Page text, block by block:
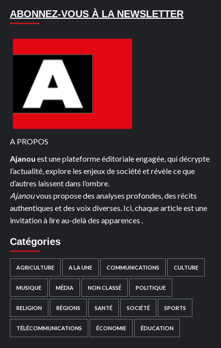
ABONNEZ-VOUS À LA NEWSLETTER
A PROPOS
Ajanou est une plateforme éditoriale engagée, qui décrypte
l’actualité, explore les enjeux de société et révèle ce que
d’autres laissent dans l’ombre.
Ajanouvous propose des analyses profondes, des récits
authentiques et des voix diverses. Ici, chaque article est une
invitation à lire au-delà des apparences .
Catégories
AGRICULTURE A LA UNE COMMUNICATIONS CULTURE
MUSIQUE MÉDIA NON CLASSÉ POLITIQUE
RELIGION RÉGIONS SANTÉ SOCIÉTÉ SPORTS
TÉLÉCOMMUNICATIONS ÉCONOMIE ÉDUCATION